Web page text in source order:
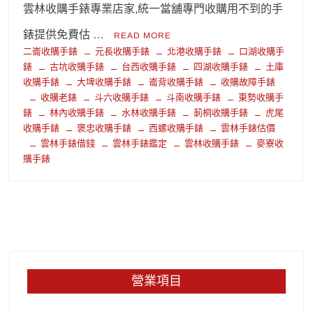
雲林收購手錶專業店家,統一當舖專門收購用不到的手
錶提供免費估 … READ MORE
二崙收購手錶 元長收購手錶 北港收購手錶
口湖收購手
錶
古坑收購手錶 台西收購手錶 四湖收購手錶
土庫
收購手錶
大埤收購手錶 崙背收購手錶
收購故障手錶
收購老錶
斗六收購手錶 斗南收購手錶
東勢收購手
錶
林內收購手錶 水林收購手錶 莿桐收購手錶
虎尾
收購手錶
褒忠收購手錶 西螺收購手錶
雲林手錶估價
雲林手錶借錢
雲林手錶鑑定 雲林收購手錶
麥寮收
購手錶
營業項目